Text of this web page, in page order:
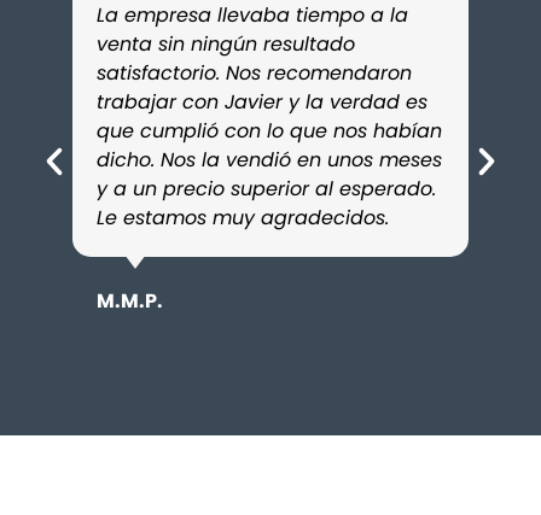
La empresa llevaba tiempo a la
venta sin ningún resultado
satisfactorio. Nos recomendaron
trabajar con Javier y la verdad es
que cumplió con lo que nos habían
dicho. Nos la vendió en unos meses
y a un precio superior al esperado.
Le estamos muy agradecidos.
M.M.P.
era